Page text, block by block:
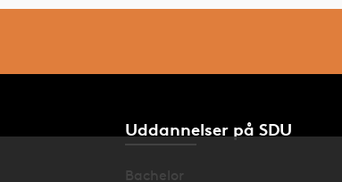
Uddannelser på SDU
Bachelor